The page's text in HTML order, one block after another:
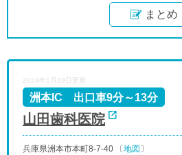
まとめ
2024年1月19日更新
山田歯科医院
洲本IC 出口車9分～13分
兵庫県洲本市本町8-7-40 〔地図〕